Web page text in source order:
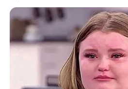
DESTAQUES